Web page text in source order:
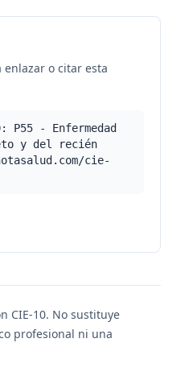
enlazar o citar esta
P55 - Enfermedad
y del recién
cie-
CIE-10. No sustituye
profesional ni una